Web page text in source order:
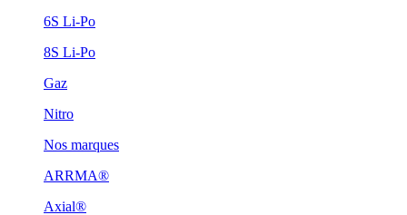
6S Li-Po
8S Li-Po
Gaz
Nitro
Nos marques
ARRMA®
Axial®